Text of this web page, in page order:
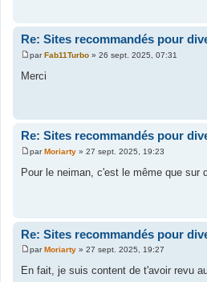
Re: Sites recommandés pour
M
s
e
parFab11Turbo » 26 sept. 2025, 07:31
Merci
Re: Sites recommandés pour
M
s
parMoriarty » 27 sept. 2025, 19:23
Pour le neiman, c'est le même que sur
Re: Sites recommandés pour
M
e
s
parMoriarty » 27 sept. 2025, 19:27
En fait, je suis content de t'avoir revu